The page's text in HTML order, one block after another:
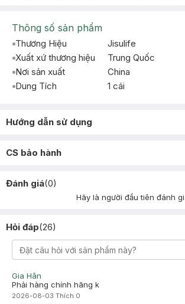
Thông số sản phẩm
Thương Hiệu
Jisulife
Xuất xứ thương hiệu
Trung Quốc
Nơi sản xuất
China
Dung Tích
1 cái
Hướng dẫn sử dụng
CS bảo hành
Đánh giá(0)
Hãy là người đầu tiên đánh
Hỏi đáp(26)
Gia Hân
Phải hàng chính hãng k
2026-08-03 Thích 0